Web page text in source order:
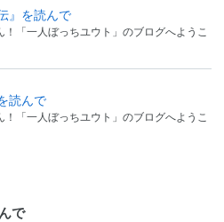
』を読んで
！「一人ぼっちユウト」のブログへようこ
読んで
！「一人ぼっちユウト」のブログへようこ
で